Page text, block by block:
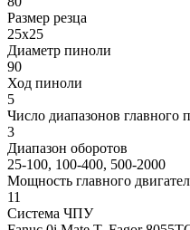
Размер резца
25х25
Диаметр пиноли
90
Ход пиноли
5
Число диапазонов главного
3
Диапазон оборотов
25-100, 100-400, 500-2000
Мощность главного
11
Система ЧПУ